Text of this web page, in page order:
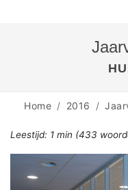
Home 2016
Leestijd: 1 min (433